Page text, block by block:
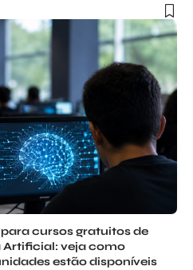
cursos gratuitos de
Artificial: veja como
estão disponíveis